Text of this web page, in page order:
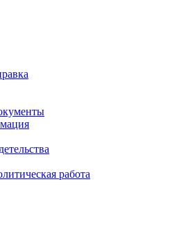
работа